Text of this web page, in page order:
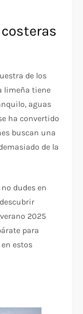
de los
limeña tiene
aguas
ha convertido
buscan una
de la
dudes en
2025
para
estos